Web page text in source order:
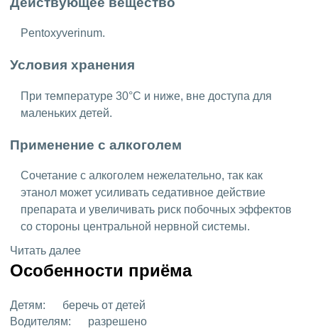
Pentoxyverinum.
Условия хранения
При температуре 30°C и ниже, вне доступа для
маленьких детей.
Применение с алкоголем
Сочетание с алкоголем нежелательно, так как
этанол может усиливать седативное действие
препарата и увеличивать риск побочных эффектов
со стороны центральной нервной системы.
Читать далее
Особенности приёма
Детям:
беречь от детей
Водителям:
разрешено